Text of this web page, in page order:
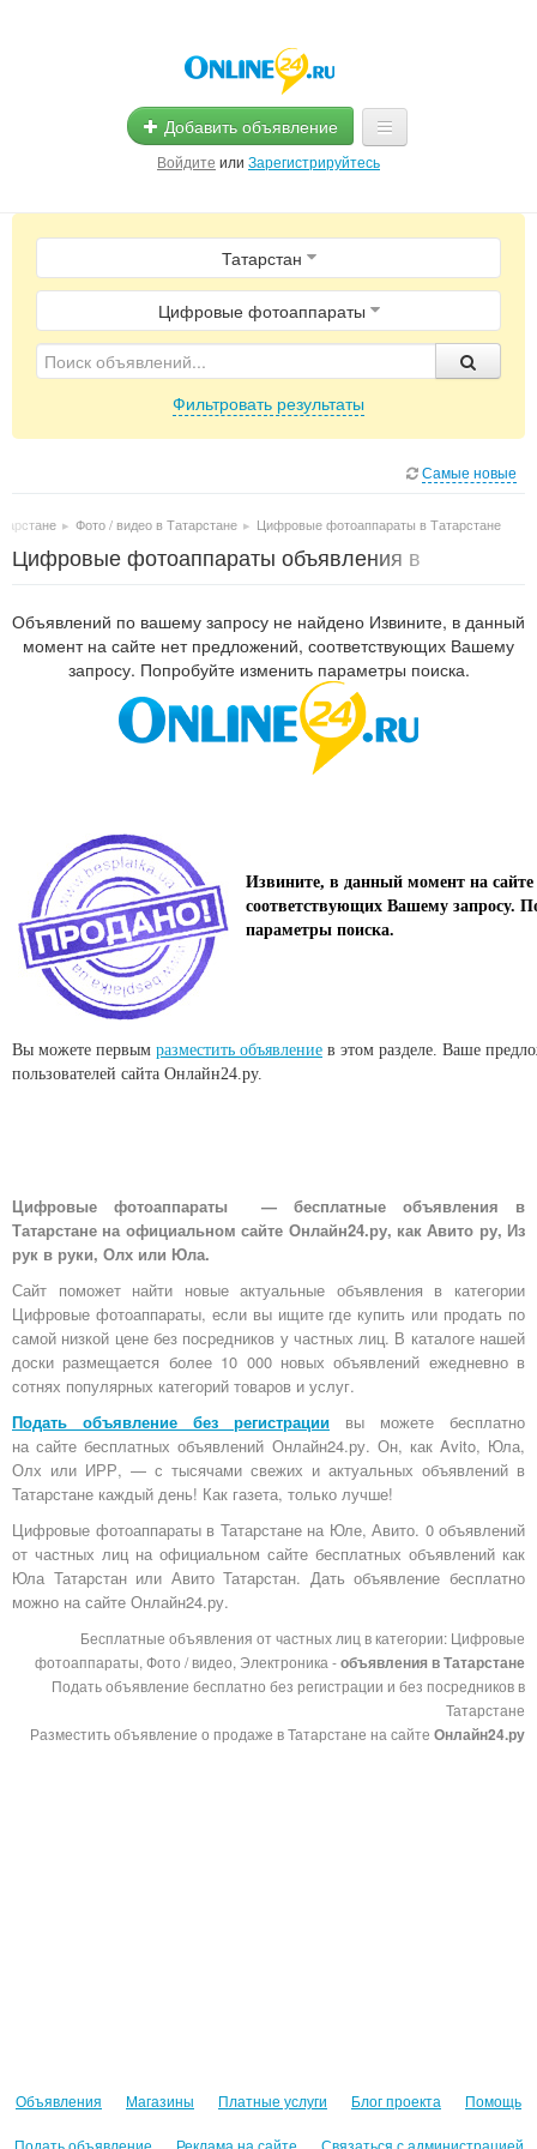
Добавить объявление
Войдите или Зарегистрируйтесь
Главная
Помощь
Услуги
Магазины
Татарстан
Цифровые фотоаппараты
Фильтровать результаты
Самые новые
▸ Фото / видео в Татарстане ▸ Цифровые фотоаппараты в Татарстане
Цифровые фотоаппараты объявления в
Объявлений по вашему запросу не найдено Извините, в данный
момент на сайте нет предложений, соответствующих Вашему
запросу. Попробуйте изменить параметры поиска.
Извините, в данный момент на сайте
соответствующих Вашему запросу.
параметры поиска.
Вы можете первым разместить объявление в этом разделе. Ваше
пользователей сайта Онлайн24.ру.
Цифровые фотоаппараты — бесплатные объявления в
Татарстане на официальном сайте Онлайн24.ру, как Авито ру, Из
рук в руки, Олх или Юла.
Сайт поможет найти новые актуальные объявления в категории
Цифровые фотоаппараты, если вы ищите где купить или продать по
самой низкой цене без посредников у частных лиц. В каталоге нашей
доски размещается более 10 000 новых объявлений ежедневно в
сотнях популярных категорий товаров и услуг.
Подать объявление без регистрации вы можете бесплатно
насайте бесплатных объявлений Онлайн24.ру. Он, как Avito, Юла,
Олх или ИРР, — с тысячами свежих и актуальных объявлений в
Татарстане каждый день! Как газета, только лучше!
Цифровые фотоаппараты в Татарстане на Юле, Авито. 0 объявлений
от частных лиц на официальном сайте бесплатных объявлений как
Юла Татарстан или Авито Татарстан. Дать объявление бесплатно
можно на сайте Онлайн24.ру.
Бесплатные объявления от частных лиц в категории: Цифровые
фотоаппараты, Фото / видео, Электроника -объявления в Татарстане
Подать объявление бесплатно без регистрации и без посредников в
Татарстане
Разместить объявление о продаже в Татарстане на сайте Онлайн24.ру
Объявления Магазины Платные услуги Блог проекта Помощь
Подать объявление Реклама на сайте Связаться с администрацией